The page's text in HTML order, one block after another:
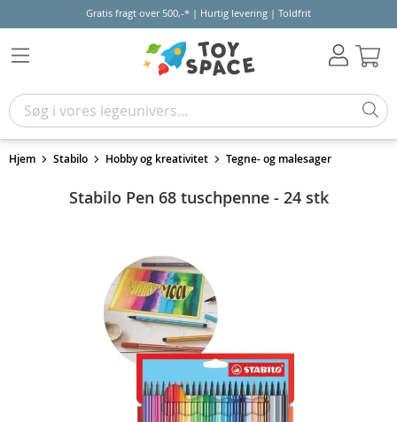
Gratis fragt over 500,-* | Hurtig levering | Toldfrit
Hjem Stabilo Hobby og kreativitet Tegne- og malesager
Stabilo Pen 68 tuschpenne - 24 stk